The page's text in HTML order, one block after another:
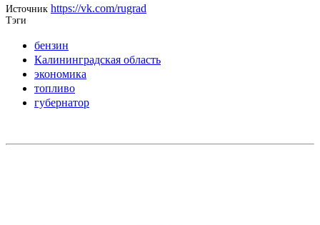
Источник https://vk.com/rugrad
Тэги
бензин
Калининградская область
экономика
топливо
губернатор